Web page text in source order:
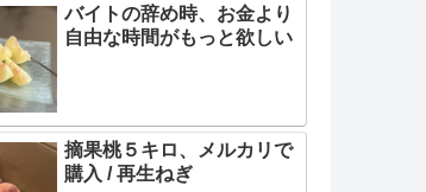
バイトの辞め時、お金より
自由な時間がもっと欲しい
摘果桃５キロ、メルカリで
購入 / 再生ねぎ